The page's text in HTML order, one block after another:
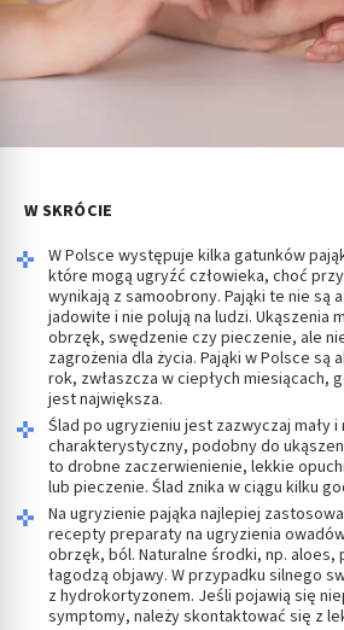
W SKRÓCIE
W Polsce występuje kilka gatunków
które mogą ugryźć człowieka, choć
wynikają z samoobrony. Pająki te nie są
jadowite i nie polują na ludzi. Ukąszenia
obrzęk, swędzenie czy pieczenie, ale
zagrożenia dla życia. Pająki w Polsce są
rok, zwłaszcza w ciepłych miesiącach,
jest największa.
Ślad po ugryzieniu jest zazwyczaj mały i
charakterystyczny, podobny do
to drobne zaczerwienienie, lekkie
lub pieczenie. Ślad znika w ciągu kilku
Na ugryzienie pająka najlepiej
recepty preparaty na ugryzienia
obrzęk, ból. Naturalne środki, np.
łagodzą objawy. W przypadku silnego
z hydrokortyzonem. Jeśli pojawią się
symptomy, należy skontaktować się z